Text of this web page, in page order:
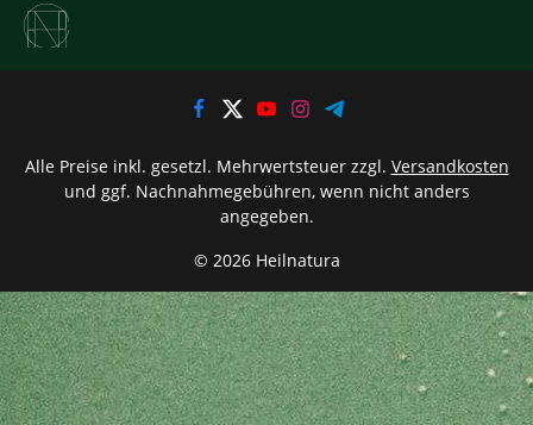
© 2026 Heilnatura
Alle Preise inkl. gesetzl. Mehrwertsteuer zzgl. Versandkosten
und ggf. Nachnahmegebühren, wenn nicht anders
angegeben.